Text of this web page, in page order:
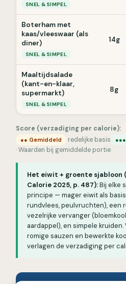
SNEL & SIMPEL
Boterham met
kaas/vleeswaar (als
diner)
SNEL & SIMPEL
14g
Maaltijdsalade
(kant-en-klaar,
supermarkt)
SNEL & SIMPEL
8g
Score (verzadiging per calorie):
●● Gemiddeld redelijke basis
· Waarden bij gemiddelde portie
Het eiwit + groente sjabloon
Calorie 2025, p. 487):Bij elke
principe — mager eiwit als basis
rundvlees, peulvruchten), een
vezelrijke vervanger
aardappel), en simpele kruiden.
romige sauzen en bewerkte
verlagen de verzadiging per